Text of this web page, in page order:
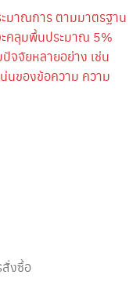
มาณการ ตามมาตรฐาน
คลุมพื้นประมาณ 5%
จจัยหลายอย่าง เช่น
นของข้อความ ความ
งซื้อ